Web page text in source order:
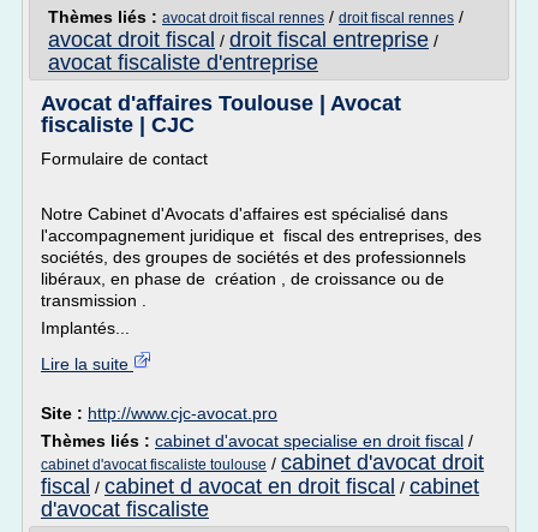
Thèmes liés : avocat droit fiscal rennes / droit fiscal rennes /
avocat droit fiscal / droit fiscal entreprise /
avocat fiscaliste d'entreprise
Avocat d'affaires Toulouse | Avocat
fiscaliste | CJC
Formulaire de contact
Notre Cabinet d'Avocats d'affaires est spécialisé dans
l'accompagnement juridique et fiscal des entreprises, des
sociétés, des groupes de sociétés et des professionnels
libéraux, en phase de création , de croissance ou de
transmission .
Implantés...
Lire la suite
Site : http://www.cjc-avocat.pro
Thèmes liés : cabinet d'avocat specialise en droit fiscal /
cabinet d'avocat fiscaliste toulouse / cabinet d'avocat droit
fiscal / cabinet d avocat en droit fiscal / cabinet
d'avocat fiscaliste